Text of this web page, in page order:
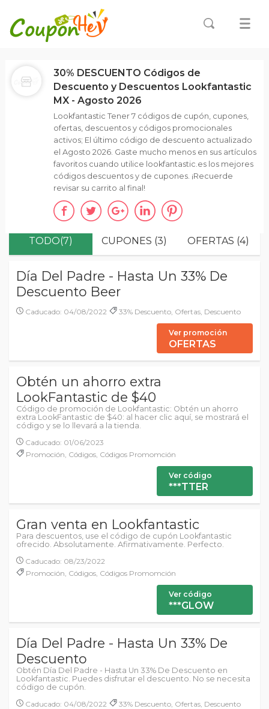
TODO(7) CUPONES (3) OFERTAS (4)
Día Del Padre - Hasta Un 33% De
Descuento Beer
Caducado: 04/08/2022 33% Descuento, Ofertas, Descuento
Ver promoción
OFERTAS
Obtén un ahorro extra
LookFantastic de $40
Código de promoción de Lookfantastic: Obtén un ahorro
extra LookFantastic de $40: al hacer clic aquí, se mostrará el
código y se lo llevará a la tienda.
Caducado: 01/06/2023
Promoción, Códigos, Códigos Promomción
Ver código
***TTER
Gran venta en Lookfantastic
Para descuentos, use el código de cupón Lookfantastic
ofrecido. Absolutamente. Afirmativamente. Perfecto.
Caducado: 08/23/2022
Promoción, Códigos, Códigos Promomción
Ver código
***GLOW
Día Del Padre - Hasta Un 33% De
Descuento
Obtén Día Del Padre - Hasta Un 33% De Descuento en
Lookfantastic. Puedes disfrutar el descuento. No se necesita
código de cupón.
Caducado: 04/08/2022
33% Descuento, Ofertas, Descuento
30% DESCUENTO Códigos de
Descuento y Descuentos Lookfantastic
MX - Agosto 2026
Lookfantastic Tener 7 códigos de cupón, cupones,
ofertas, descuentos y códigos promocionales
activos; El último código de descuento actualizado
el Agosto 2026. Gaste mucho menos en sus artículos
favoritos cuando utilice lookfantastic.es los mejores
códigos descuentos y de cupones. ¡Recuerde
revisar su carrito al final!